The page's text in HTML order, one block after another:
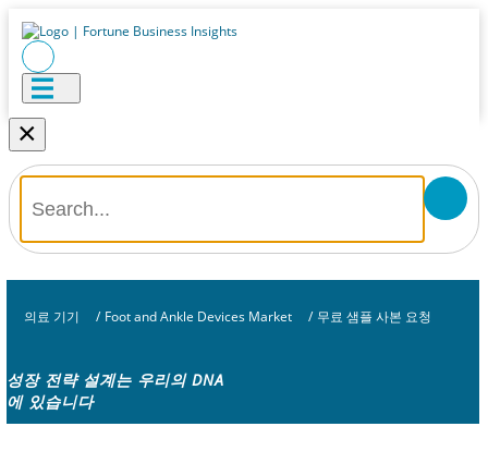
×
의료 기기 / Foot and Ankle Devices Market / 무료 샘플 사본 요청
성장 전략 설계는 우리의 DNA
에 있습니다